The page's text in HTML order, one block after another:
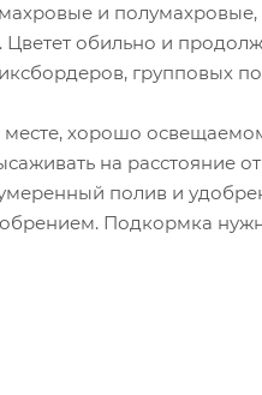
и
обильно и
групповых
месте, хорошо
на расстояние
полив и
Подкормка